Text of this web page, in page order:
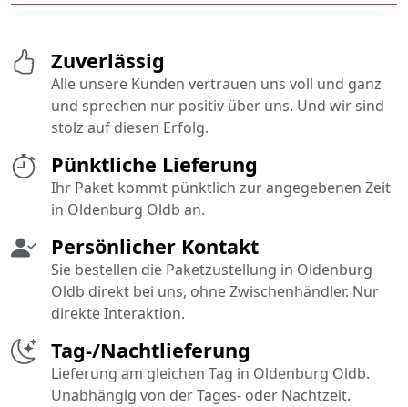
Pünktliche Lieferung
Ihr Paket kommt pünktlich zur angegebenen Zeit
in Oldenburg Oldb an.
Tag-/Nachtlieferung
Lieferung am gleichen Tag in Oldenburg Oldb.
Unabhängig von der Tages- oder Nachtzeit.
Persönlicher Kontakt
Sie bestellen die Paketzustellung in Oldenburg
Oldb direkt bei uns, ohne Zwischenhändler. Nur
direkte Interaktion.
Zuverlässig
Alle unsere Kunden vertrauen uns voll und ganz
und sprechen nur positiv über uns. Und wir sind
stolz auf diesen Erfolg.